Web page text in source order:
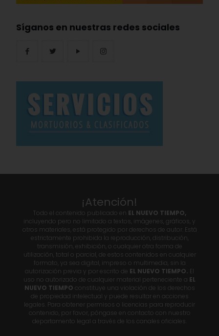
Síganos en nuestras redes sociales
¡Atención!
Todo el contenido publicado en EL NUEVO TIEMPO,
incluyendo pero no limitado a textos, imágenes, gráficos, y
otros materiales, está protegido por derechos de autor. Está
estrictamente prohibida la reproducción, distribución,
transmisión, exhibición, o cualquier otra forma de
utilización, total o parcial, de estos contenidos en cualquier
formato, ya sea digital, impreso o multimedia, sin la
autorización previa y por escrito de EL NUEVO TIEMPO. El
uso no autorizado de cualquier material perteneciente a EL
NUEVO TIEMPO constituye una violación de los derechos
de propiedad intelectual y puede resultar en acciones
legales. Para obtener permisos o licencias para reproducir
contenido, por favor, póngase en contacto con nuestro
departamento legal a través de los canales oficiales.